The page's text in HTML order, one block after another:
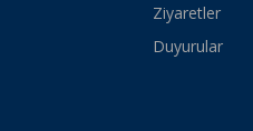
Ziyaretler
Duyurular